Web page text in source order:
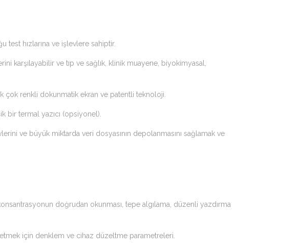
hızlarına ve işlevlere sahiptir.
karşılayabilir ve tıp ve sağlık, klinik muayene, biyokimyasal,
renkli dokunmatik ekran ve patentli teknoloji.
bir termal yazıcı (opsiyonel).
ve büyük miktarda veri dosyasının depolanmasını sağlamak ve
doğrudan okunması, tepe algılama, düzenli yazdırma
için denklem ve cihaz düzeltme parametreleri.